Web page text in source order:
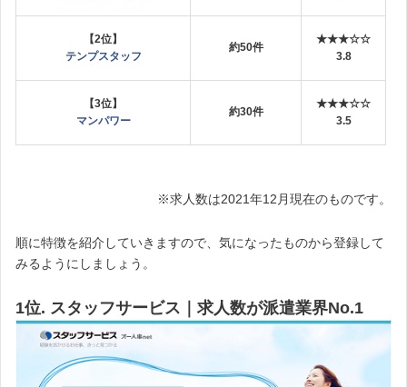
【2位】
テンプスタッフ
約50件
★★★☆☆
3.8
【3位】
マンパワー
約30件
★★★☆☆
3.5
※求人数は2021年12月現在のものです。
順に特徴を紹介していきますので、気になったものから登録して
みるようにしましょう。
1位. スタッフサービス｜求人数が派遣業界No.1